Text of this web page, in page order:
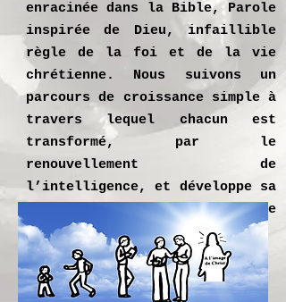
enracinée dans la Bible, Parole
inspirée de Dieu, infaillible
règle de la foi et de la vie
chrétienne. Nous suivons un
parcours de croissance simple à
travers lequel chacun est
transformé, par le
renouvellement de
l’intelligence, et développe sa
maturité à la ressemblance de
Christ.